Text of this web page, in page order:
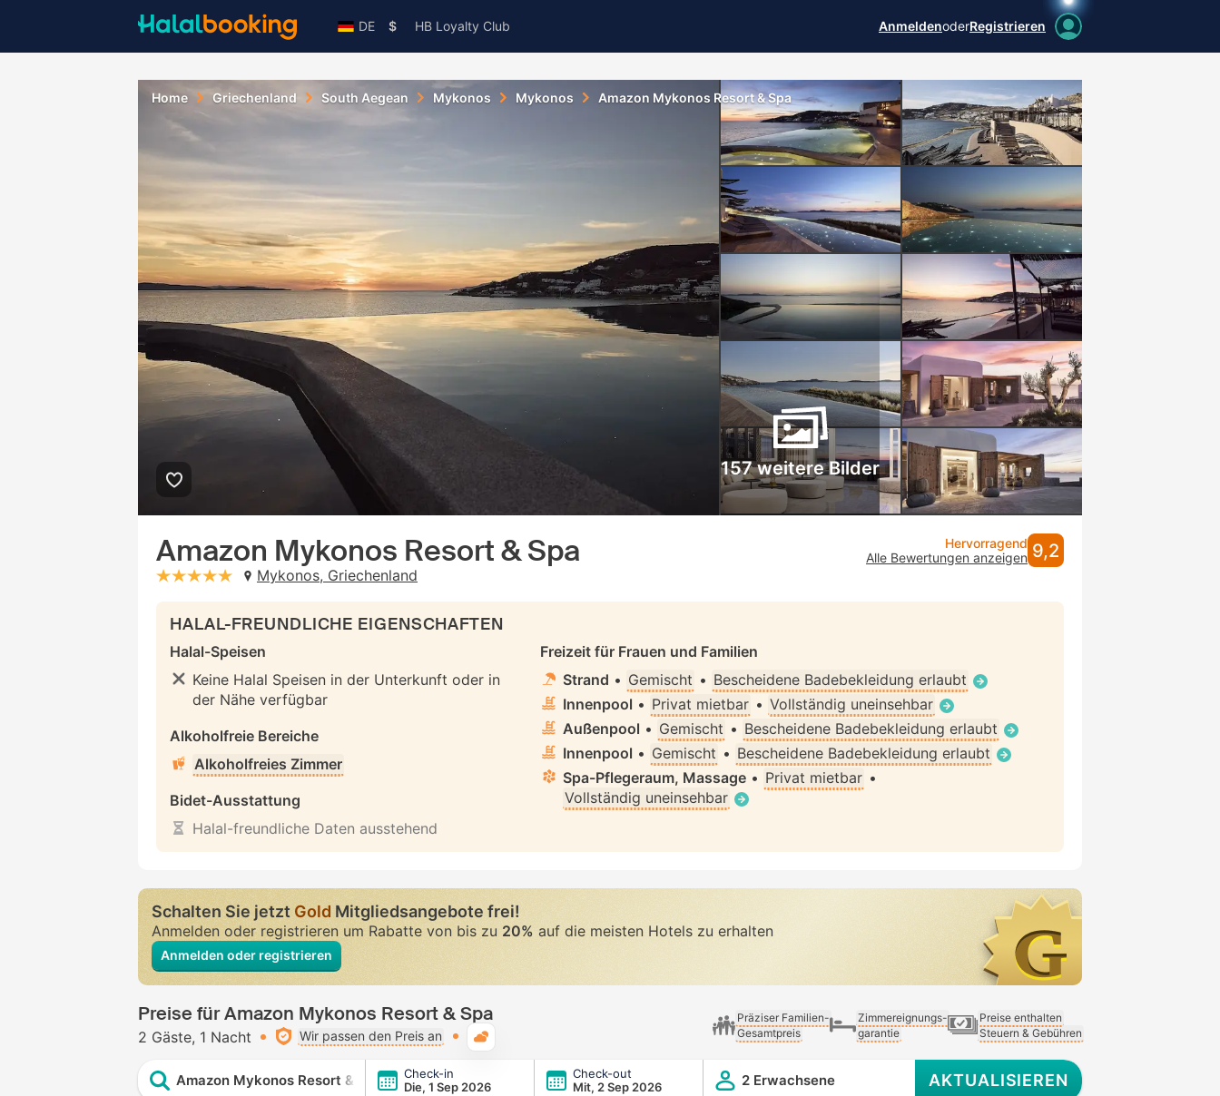
DE $ HB Loyalty Club AnmeldenoderRegistrieren
Home Griechenland South Aegean Mykonos Mykonos Amazon Mykonos Resort & Spa
157 weitere Bilder
Amazon Mykonos Resort & Spa
stars: 5Mykonos, Griechenland
Hervorragend
Alle Bewertungen anzeigen 9,2
HALAL-FREUNDLICHE EIGENSCHAFTEN
Halal-Speisen
Keine Halal Speisen in der Unterkunft oder in
der Nähe verfügbar
Alkoholfreie Bereiche
Alkoholfreies Zimmer
Bidet-Ausstattung
Halal-freundliche Daten ausstehend
Freizeit für Frauen und Familien
Strand • Gemischt • Bescheidene Badebekleidung erlaubt
Innenpool • Privat mietbar • Vollständig uneinsehbar
Außenpool • Gemischt • Bescheidene Badebekleidung erlaubt
Innenpool • Gemischt • Bescheidene Badebekleidung erlaubt
Spa-Pflegeraum, Massage • Privat mietbar •
Vollständig uneinsehbar
Schalten Sie jetztGold Mitgliedsangebote frei!
Anmelden oder registrieren um Rabatte von bis zu 20% auf die meisten Hotels zu erhalten
Anmelden oder registrieren
Preise für Amazon Mykonos Resort & Spa
2 Gäste 1 Nacht Wir passen den Preis an
Präziser Familien-
Gesamtpreis
Zimmereignungs-
garantie
Preise enthalten
Steuern & Gebühren
Amazon Mykonos Resort & Spa
Check-in
Die, 1 Sep 2026
Check-out
Mit, 2 Sep 2026
2 Erwachsene AKTUALISIEREN